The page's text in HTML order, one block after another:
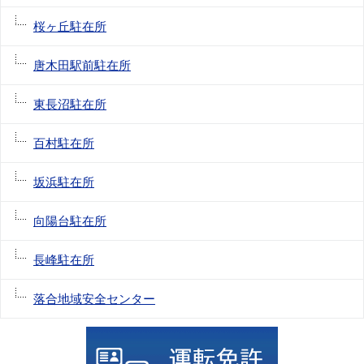
桜ヶ丘駐在所
唐木田駅前駐在所
東長沼駐在所
百村駐在所
坂浜駐在所
向陽台駐在所
長峰駐在所
落合地域安全センター